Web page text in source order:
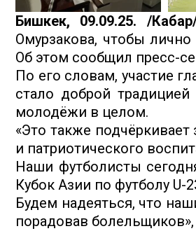
Бишкек, 09.09.25. /
Омурзакова, чтобы
Об этом сообщил пресс-
По его словам, участие
стало доброй
молодёжи в целом.
«Это также
и патриотического
Наши футболисты
Кубок Азии по футболу U-
Будем надеяться, что
порадовав